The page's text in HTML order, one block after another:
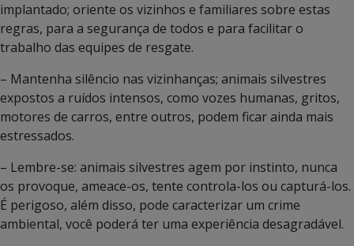
implantado; oriente os vizinhos e familiares sobre estas
regras, para a segurança de todos e para facilitar o
trabalho das equipes de resgate.
– Mantenha silêncio nas vizinhanças; animais silvestres
expostos a ruídos intensos, como vozes humanas, gritos,
motores de carros, entre outros, podem ficar ainda mais
estressados.
– Lembre-se: animais silvestres agem por instinto, nunca
os provoque, ameace-os, tente controla-los ou capturá-los.
É perigoso, além disso, pode caracterizar um crime
ambiental, você poderá ter uma experiência desagradável.